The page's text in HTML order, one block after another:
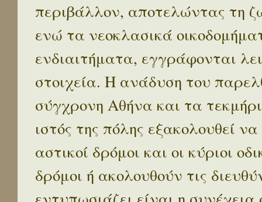
περιβάλλον, αποτελώντας τη
ενώ τα νεοκλασικά
ενδιαιτήματα, εγγράφονται
στοιχεία. Η ανάδυση του
σύγχρονη Αθήνα και τα
ιστός της πόλης εξακολουθεί
αστικοί δρόμοι και οι κύριοι
δρόμοι ή ακολουθούν τις